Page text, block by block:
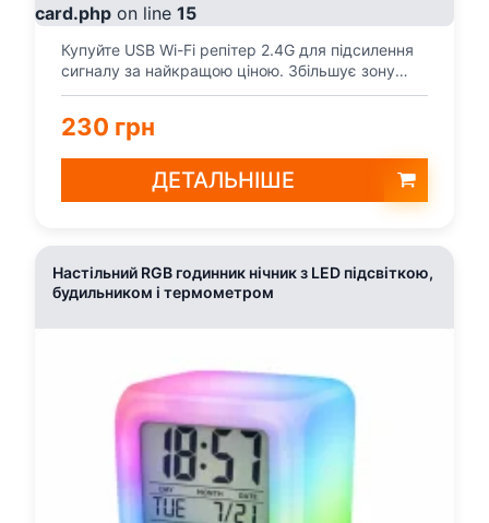
card.php on line 15
Купуйте USB Wi-Fi репітер 2.4G для підсилення
сигналу за найкращою ціною. Збільшує зону
покриття Wi-...
230 грн
ДЕТАЛЬНІШЕ
Настільний RGB годинник нічник з LED підсвіткою,
будильником і термометром